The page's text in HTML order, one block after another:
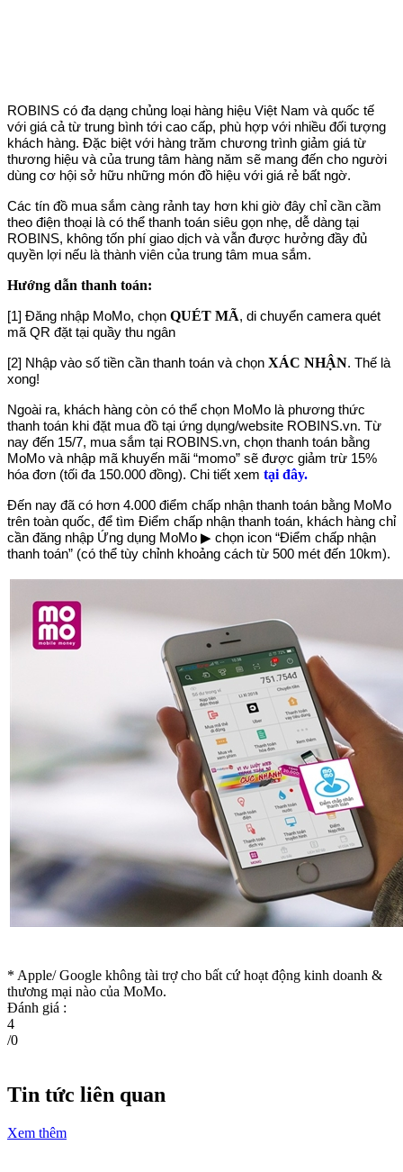
ROBINS có đa dạng chủng loại hàng hiệu Việt Nam và quốc tế
với giá cả từ trung bình tới cao cấp, phù hợp với nhiều đối tượng
khách hàng. Đặc biệt với hàng trăm chương trình giảm giá từ
thương hiệu và của trung tâm hàng năm sẽ mang đến cho người
dùng cơ hội sở hữu những món đồ hiệu với giá rẻ bất ngờ.
Các tín đồ mua sắm càng rảnh tay hơn khi giờ đây chỉ cần cầm
theo điện thoại là có thể thanh toán siêu gọn nhẹ, dễ dàng tại
ROBINS, không tốn phí giao dịch và vẫn được hưởng đầy đủ
quyền lợi nếu là thành viên của trung tâm mua sắm.
Hướng dẫn thanh toán:
[1] Đăng nhập MoMo, chọn QUÉT MÃ, di chuyển camera quét
mã QR đặt tại quầy thu ngân
[2] Nhập vào số tiền cần thanh toán và chọn XÁC NHẬN. Thế là
xong!
Ngoài ra, khách hàng còn có thể chọn MoMo là phương thức
thanh toán khi đặt mua đồ tại ứng dụng/website ROBINS.vn. Từ
nay đến 15/7, mua sắm tại ROBINS.vn, chọn thanh toán bằng
MoMo và nhập mã khuyến mãi “momo” sẽ được giảm trừ 15%
hóa đơn (tối đa 150.000 đồng). Chi tiết xem tại đây.
Đến nay đã có hơn 4.000 điểm chấp nhận thanh toán bằng MoMo
trên toàn quốc, để tìm Điểm chấp nhận thanh toán, khách hàng chỉ
cần đăng nhập Ứng dụng MoMo ▶ chọn icon “Điểm chấp nhận
thanh toán” (có thể tùy chỉnh khoảng cách từ 500 mét đến 10km).
* Apple/ Google không tài trợ cho bất cứ hoạt động kinh doanh &
thương mại nào của MoMo.
Đánh giá :
4
/0
Tin tức liên quan
Xem thêm